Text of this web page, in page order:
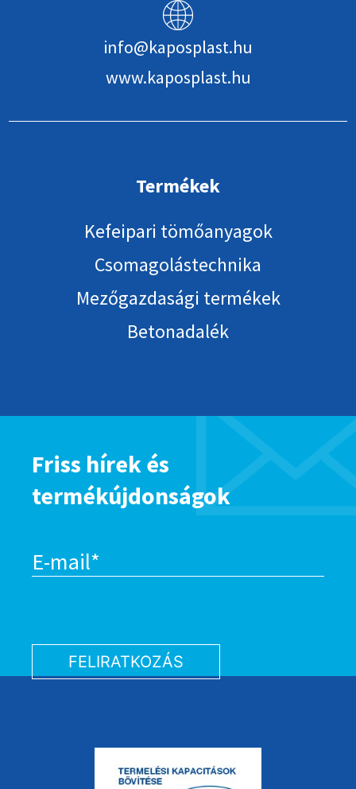
info@kaposplast.hu
www.kaposplast.hu
Termékek
Kefeipari tömőanyagok
Csomagolástechnika
Mezőgazdasági termékek
Betonadalék
Friss hírek és
termékújdonságok